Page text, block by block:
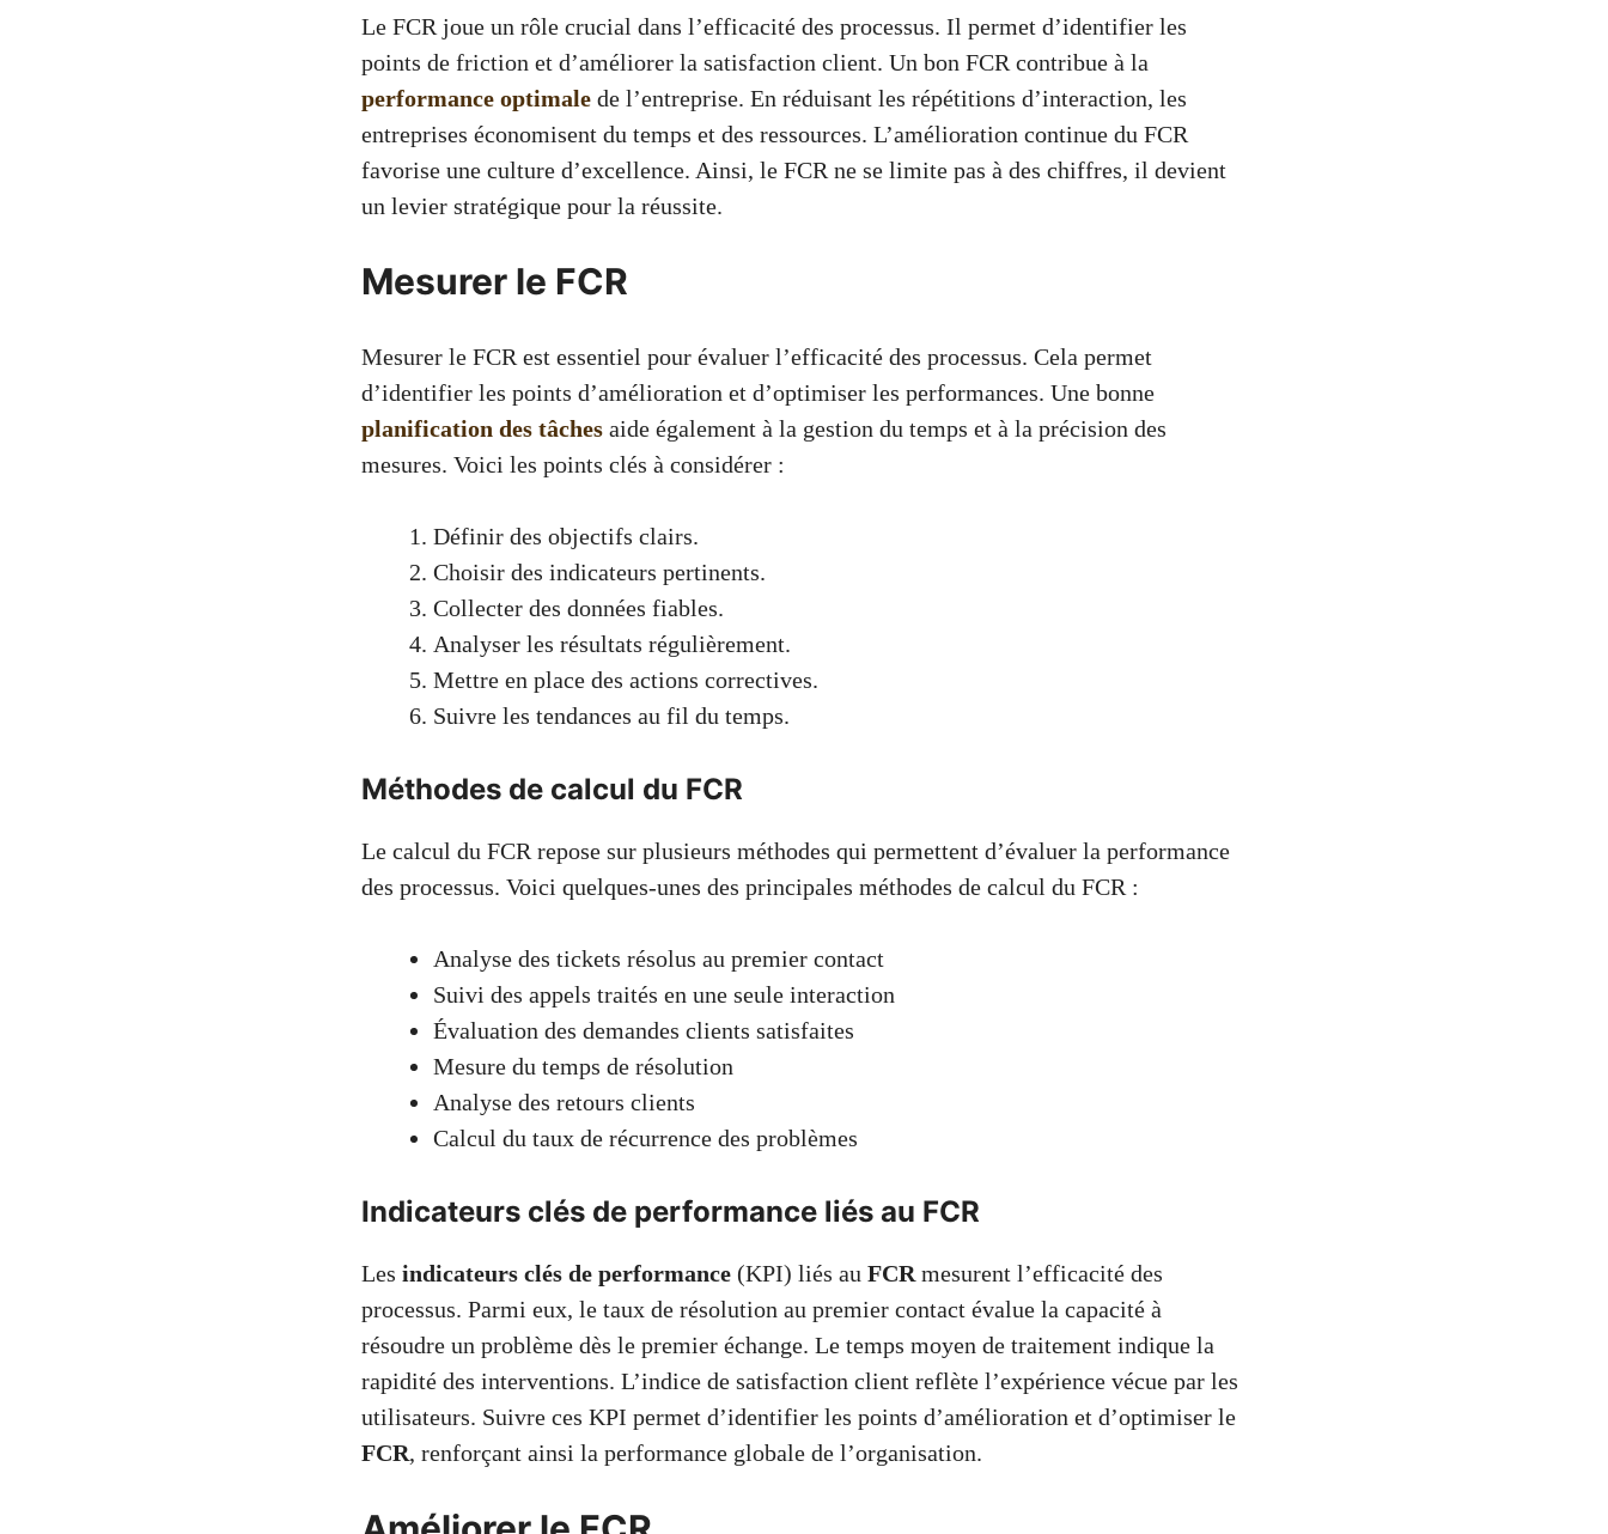
Le FCR joue un rôle crucial dans l’efficacité des processus. Il permet d’identifier les
points de friction et d’améliorer la satisfaction client. Un bon FCR contribue à la
performance optimale de l’entreprise. En réduisant les répétitions d’interaction, les
entreprises économisent du temps et des ressources. L’amélioration continue du FCR
favorise une culture d’excellence. Ainsi, le FCR ne se limite pas à des chiffres, il devient
un levier stratégique pour la réussite.
Mesurer le FCR
Mesurer le FCR est essentiel pour évaluer l’efficacité des processus. Cela permet
d’identifier les points d’amélioration et d’optimiser les performances. Une bonne
planification des tâches aide également à la gestion du temps et à la précision des
mesures. Voici les points clés à considérer :
Définir des objectifs clairs.
Choisir des indicateurs pertinents.
Collecter des données fiables.
Analyser les résultats régulièrement.
Mettre en place des actions correctives.
Suivre les tendances au fil du temps.
Méthodes de calcul du FCR
Le calcul du FCR repose sur plusieurs méthodes qui permettent d’évaluer la performance
des processus. Voici quelques-unes des principales méthodes de calcul du FCR :
Analyse des tickets résolus au premier contact
Suivi des appels traités en une seule interaction
Évaluation des demandes clients satisfaites
Mesure du temps de résolution
Analyse des retours clients
Calcul du taux de récurrence des problèmes
Indicateurs clés de performance liés au FCR
Les indicateurs clés de performance (KPI) liés au FCR mesurent l’efficacité des
processus. Parmi eux, le taux de résolution au premier contact évalue la capacité à
résoudre un problème dès le premier échange. Le temps moyen de traitement indique la
rapidité des interventions. L’indice de satisfaction client reflète l’expérience vécue par les
utilisateurs. Suivre ces KPI permet d’identifier les points d’amélioration et d’optimiser le
FCR, renforçant ainsi la performance globale de l’organisation.